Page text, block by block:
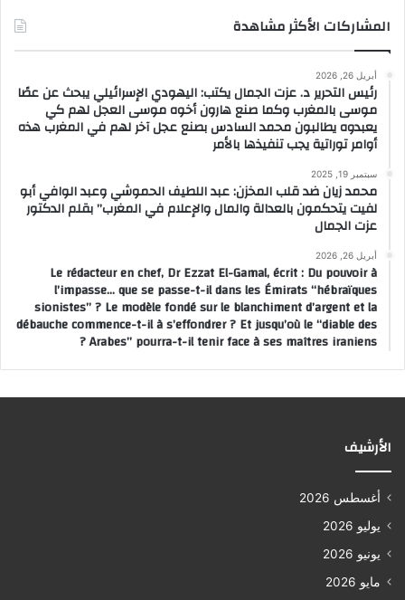
المشاركات الأكثر مشاهدة
أبريل 26, 2026
رئيس التحرير د. عزت الجمال يكتب: اليهودي الإسرائيلي يبحث عن عصًا
موسى بالمغرب وكما صنع هارون أخوه موسى العجل لهم كي
يعبدوه يطالبون محمد السادس بصنع عجل آخر لهم في المغرب هذه
أوامر توراتية يجب تنفيذها بالأمر
سبتمبر 19, 2025
محمد زيان ضد قلب المخزن: عبد اللطيف الحموشي وعبد الوافي أبو
لفيت يتحكمون بالعدالة والمال والإعلام في المغرب” بقلم الدكتور
عزت الجمال
أبريل 26, 2026
Le rédacteur en chef, Dr Ezzat El-Gamal, écrit : Du pouvoir à
l’impasse… que se passe-t-il dans les Émirats “hébraïques
sionistes” ? Le modèle fondé sur le blanchiment d’argent et la
débauche commence-t-il à s’effondrer ? Et jusqu’où le “diable des
Arabes” pourra-t-il tenir face à ses maîtres iraniens ?
الأرشيف
أغسطس 2026
يوليو 2026
يونيو 2026
مايو 2026